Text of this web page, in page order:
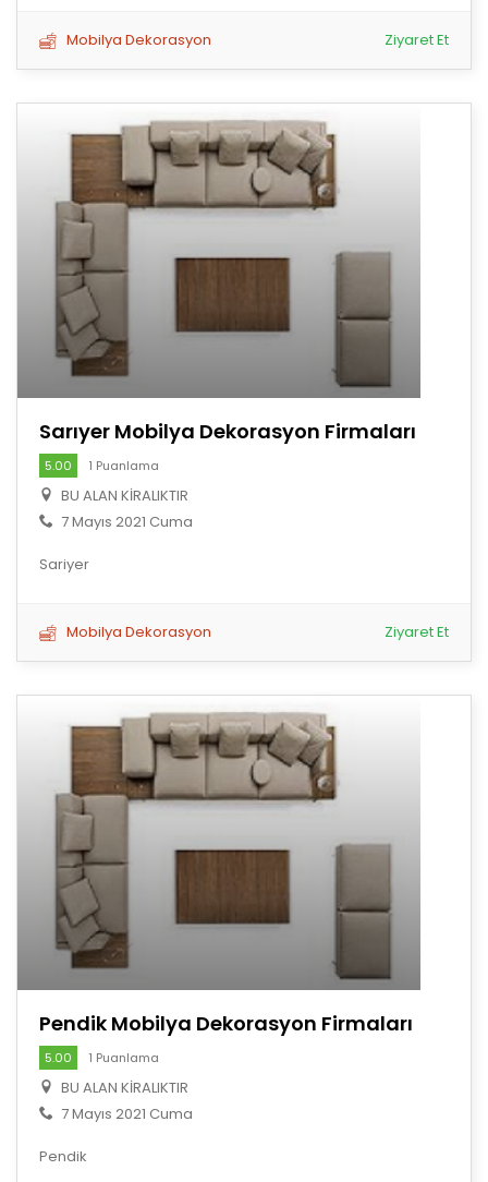
Mobilya Dekorasyon Ziyaret Et
Sarıyer Mobilya Dekorasyon Firmaları
5.00 1 Puanlama
BU ALAN KİRALIKTIR
7 Mayıs 2021 Cuma
Sariyer
Mobilya Dekorasyon Ziyaret Et
Pendik Mobilya Dekorasyon Firmaları
5.00 1 Puanlama
BU ALAN KİRALIKTIR
7 Mayıs 2021 Cuma
Pendik